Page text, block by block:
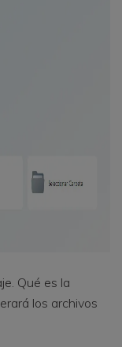
Qué es la
los archivos